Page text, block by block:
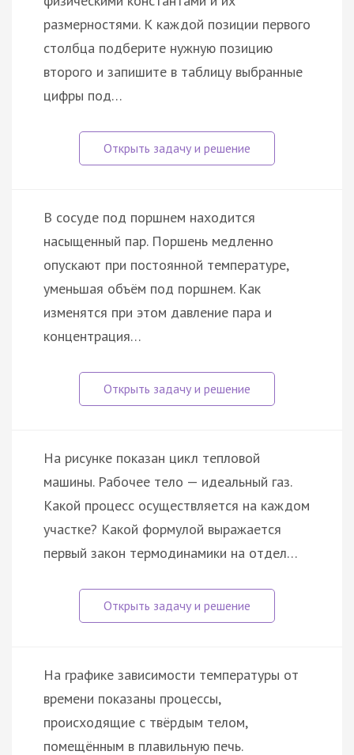
размерностями. К каждой позиции первого
столбца подберите нужную позицию
второго и запишите в таблицу выбранные
цифры под…
В сосуде под поршнем находится
насыщенный пар. Поршень медленно
опускают при постоянной температуре,
уменьшая объём под поршнем. Как
изменятся при этом давление пара и
концентрация…
На рисунке показан цикл тепловой
машины. Рабочее тело — идеальный газ.
Какой процесс осуществляется на каждом
участке? Какой формулой выражается
первый закон термодинамики на отдел…
На графике зависимости температуры от
времени показаны процессы,
происходящие с твёрдым телом,
помещённым в плавильную печь.